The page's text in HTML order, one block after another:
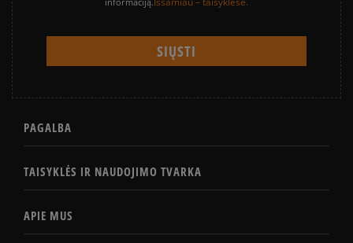
PAGALBA
TAISYKLĖS IR NAUDOJIMO TVARKA
APIE MUS